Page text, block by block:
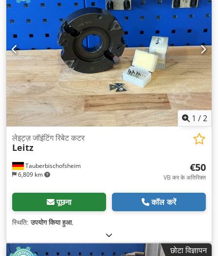
1 /2
Tauberbischofsheim
6,809 km
लेइट्ज़ जॉइंटिंग रिबेट कटर
Leitz
€50
VB कर के अतिरिक्त
पूछना कॉल करें
स्थिति:उपयोग किया हुआ,
छोटा विज्ञापन